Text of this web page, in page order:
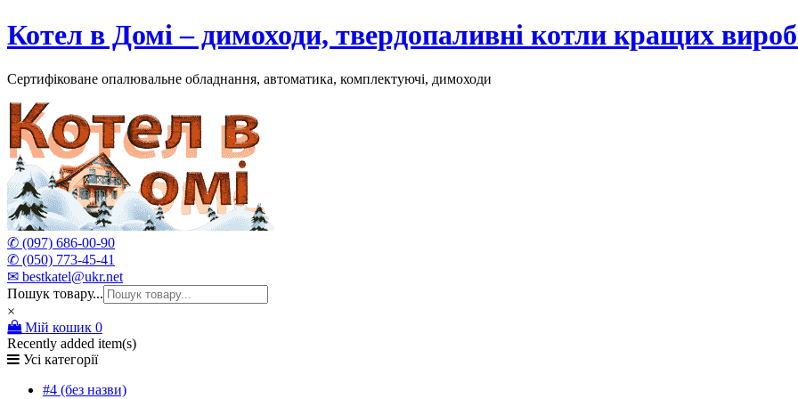
Skip
to
Котел в Домі – димоходи, твердопаливні котли кращих
Сертифіковане опалювальне обладнання, автоматика, комплектуючі, димоходи
✆ (097) 686-00-90
✆ (050) 773-45-41
✉ bestkatel@ukr.net
Пошук товару...
×
Мій кошик 0
Recently added item(s)
Усі категорії
#4 (без назви)